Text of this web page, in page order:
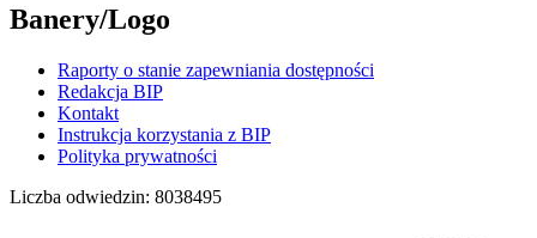
Banery/Logo
Raporty o stanie zapewniania dostępności
Redakcja BIP
Kontakt
Instrukcja korzystania z BIP
Polityka prywatności
Liczba odwiedzin: 8038495